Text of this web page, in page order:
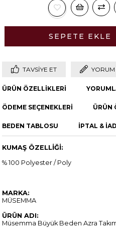
TAVSIYE ET YORUM
ÜRÜN ÖZELLIKLERI
ÖDEME SEÇENEKLERI ÜRÜN
BEDEN TABLOSU İPTAL &
KUMAŞ ÖZELLİĞİ:
% 100 Polyester / Poly
MARKA:
MÜSEMMA
ÜRÜN ADI:
Müsemma Büyük Beden Azra